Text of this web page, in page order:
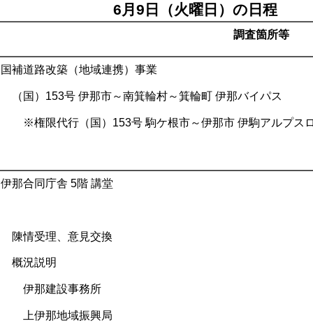
6月9日（火曜日）の日程
調査箇所等
国補道路改築（地域連携）事業
（国）153号 伊那市～南箕輪村～箕輪町 伊那バイパス
※権限代行（国）153号 駒ケ根市～伊那市 伊駒アルプス
伊那合同庁舎 5階 講堂
陳情受理、意見交換
概況説明
伊那建設事務所
上伊那地域振興局